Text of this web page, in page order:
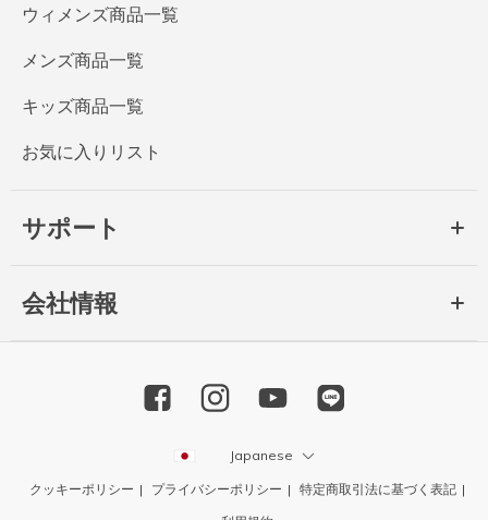
ウィメンズ商品一覧
メンズ商品一覧
キッズ商品一覧
お気に入りリスト
サポート
会社情報
Japanese
クッキーポリシー プライバシーポリシー
特定商取引法に基づく表記